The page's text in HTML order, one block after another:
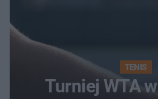
TENIS
Turniej WTA